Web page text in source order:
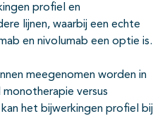
profiel en
lijnen, waarbij een echte
en nivolumab een optie is.
meegenomen worden in
versus
het bijwerkingen profiel bij